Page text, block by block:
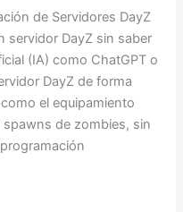
de Servidores DayZ
DayZ sin saber
(IA) como ChatGPT o
DayZ de forma
el equipamiento
de zombies, sin